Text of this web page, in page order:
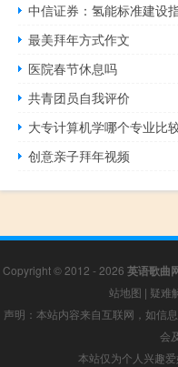
中信证券：氢能标准建设
最美拜年方式作文
医院春节休息吗
共青团员自我评价
大专计算机学哪个专业比
创意亲子拜年视频
Copyright © 2012 - 2026 英语歌曲
站地图 | 疑难
声明：本站内容来自互联网，如信
会
本站仅为个人兴趣